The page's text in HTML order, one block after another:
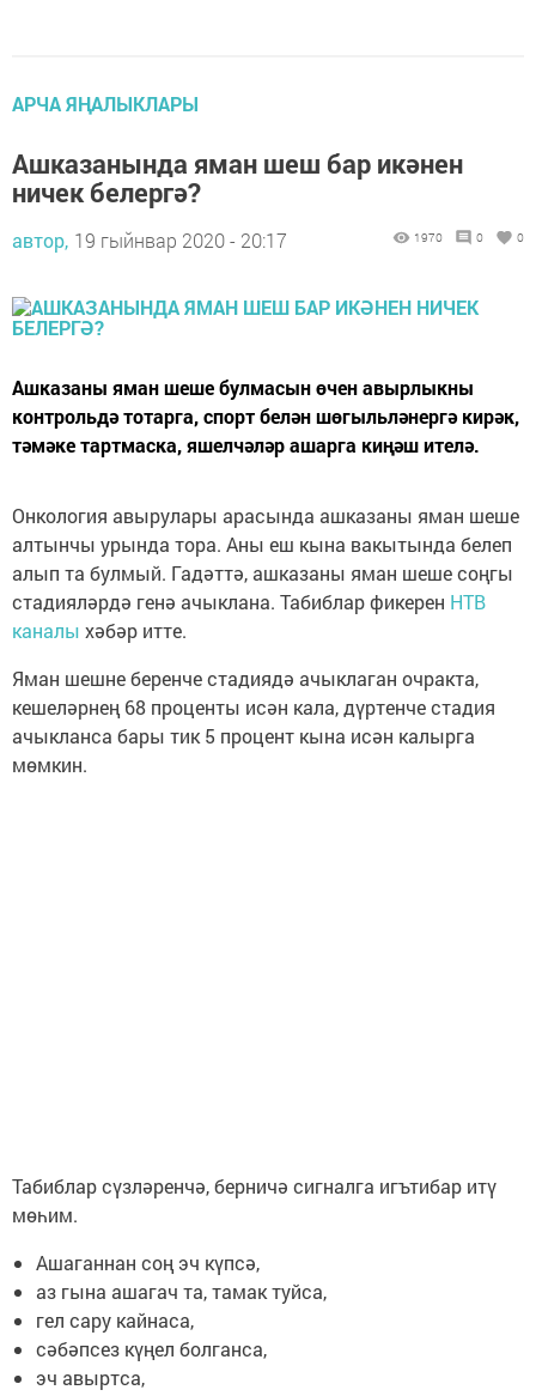
АРЧА ЯҢАЛЫКЛАРЫ
Ашказанында яман шеш бар икәнен
ничек белергә?
автор, 19 гыйнвар 2020 - 20:17 1970 0 0
Ашказаны яман шеше булмасын өчен авырлыкны
контрольдә тотарга, спорт белән шөгыльләнергә кирәк,
тәмәке тартмаска, яшелчәләр ашарга киңәш ителә.
Онкология авырулары арасында ашказаны яман шеше
алтынчы урында тора. Аны еш кына вакытында белеп
алып та булмый. Гадәттә, ашказаны яман шеше соңгы
стадияләрдә генә ачыклана. Табиблар фикерен НТВ
каналы хәбәр итте.
Яман шешне беренче стадиядә ачыклаган очракта,
кешеләрнең 68 проценты исән кала, дүртенче стадия
ачыкланса бары тик 5 процент кына исән калырга
мөмкин.
Табиблар сүзләренчә, берничә сигналга игътибар итү
мөһим.
Ашаганнан соң эч күпсә,
аз гына ашагач та, тамак туйса,
гел сару кайнаса,
сәбәпсез күңел болганса,
эч авыртса,